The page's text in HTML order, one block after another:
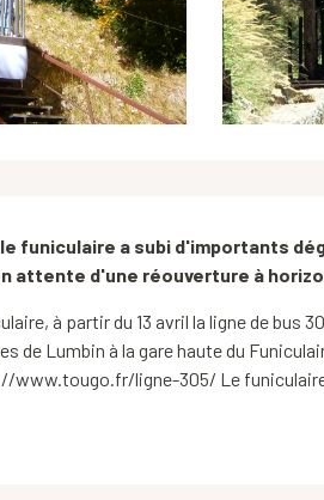
funiculaire a subi d'importants
attente d'une réouverture à
à partir du 13 avril la ligne de bus
de Lumbin à la gare haute du
www.tougo.fr/ligne-305/ Le